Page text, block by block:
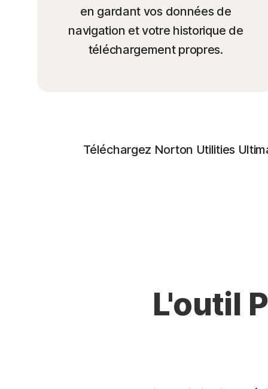
en gardant vos données de
navigation et votre historique de
téléchargement propres.
Téléchargez Norton Utilities
L'outil